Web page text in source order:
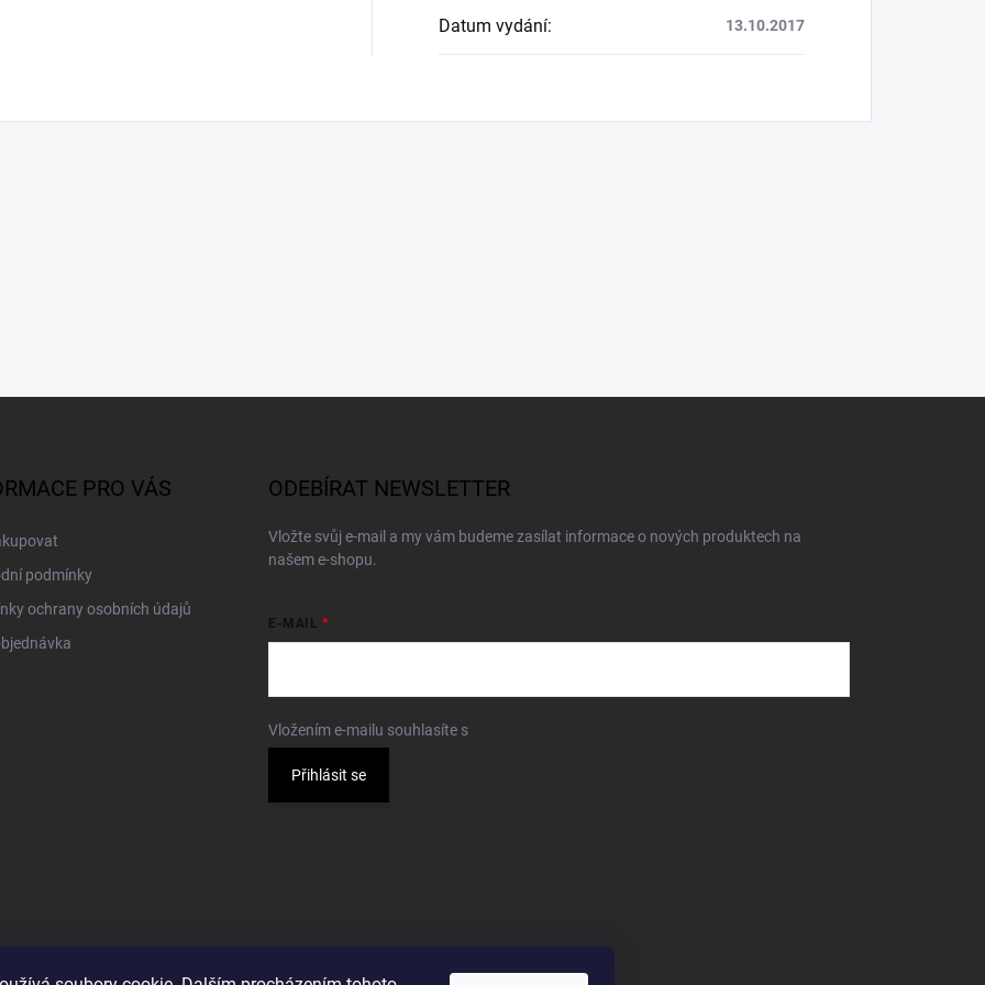
Datum vydání: 13.10.2017
PRO VÁS
podmínky
ochrany osobních údajů
ODEBÍRAT NEWSLETTER
Vložte svůj e-mail a my vám budeme zasílat informace o nových produktech na
našem e-shopu.
E-MAIL
Vložením e-mailu souhlasíte s
Přihlásit se